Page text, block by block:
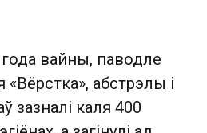
вайны, паводле
абстрэлы і
зазналі каля 400